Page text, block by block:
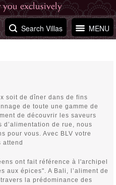
MENU
Search Villas
soit de dîner dans de fins
de toute une gamme de
de découvrir les saveurs
de rue, nous
pour vous. Avec BLV votre
attend
ont fait référence à l'archipel
aux épices". A Bali, l’aliment de
la prédominance des